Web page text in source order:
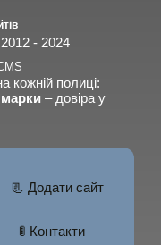
- 2024
кожній полиці:
марки – довіра у
📃 Додати сайт
🚦 Контакти